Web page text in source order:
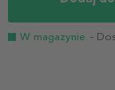
W magazynie -